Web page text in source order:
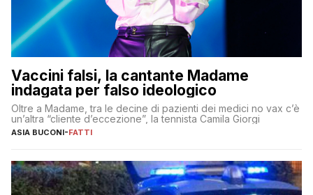
Vaccini falsi, la cantante Madame
indagata per falso ideologico
Oltre a Madame, tra le decine di pazienti dei medici no vax c’è
un’altra “cliente d’eccezione”, la tennista Camila Giorgi
ASIA BUCONI-FATTI